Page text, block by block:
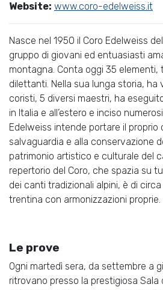
Website: www.coro-edelweiss.it
Nasce nel 1950 il Coro Edelweiss
gruppo di giovani ed entuasiasti
montagna. Conta oggi 35
dilettanti. Nella sua lunga storia, ha
coristi, 5 diversi maestri, ha
in Italia e all’estero e inciso
Edelweiss intende portare il proprio
salvaguardia e alla conservazione
patrimonio artistico e culturale del
repertorio del Coro, che spazia su
dei canti tradizionali alpini, è di
trentina con armonizzazioni proprie.
Le prove
Ogni martedì sera, da settembre a
ritrovano presso la prestigiosa Sala